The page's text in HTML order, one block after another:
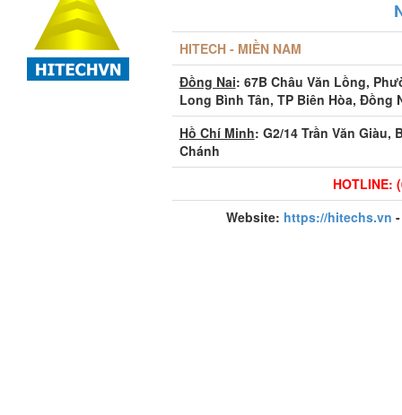
HITECH - MIỀN NAM
Đồng Nai: 67B Châu Văn Lồng,
Long Bình Tân, TP Biên Hòa, Đồng
Hồ Chí Minh: G2/14 Trần Văn Giàu,
Chánh
HOTLINE:
Website: https://hitechs.vn